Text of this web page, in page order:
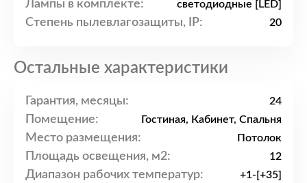
Лампы в комплекте: светодиодные [LED]
Степень пылевлагозащиты, IP: 20
Остальные характеристики
Гарантия, месяцы: 24
Помещение: Гостиная, Кабинет, Спальня
Место размещения: Потолок
Площадь освещения, м2: 12
Диапазон рабочих температур: +1-[+35]